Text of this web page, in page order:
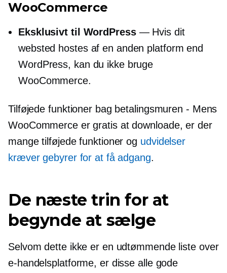
WooCommerce
Eksklusivt til WordPress— Hvis dit
websted hostes af en anden platform end
WordPress, kan du ikke bruge
WooCommerce.
Tilføjede funktioner bag betalingsmuren - Mens
WooCommerce er gratis at downloade, er der
mange tilføjede funktioner og udvidelser
kræver gebyrer for at få adgang.
De næste trin for at
begynde at sælge
Selvom dette ikke er en udtømmende liste over
e-handelsplatforme, er disse alle gode